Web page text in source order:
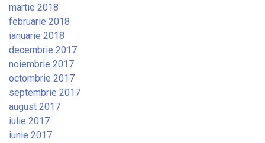
martie 2018
februarie 2018
ianuarie 2018
decembrie 2017
noiembrie 2017
octombrie 2017
septembrie 2017
august 2017
iulie 2017
iunie 2017